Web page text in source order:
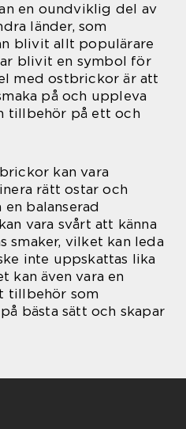
en oundviklig del av
länder, som
blivit allt populärare
blivit en symbol för
med ostbrickor är att
på och uppleva
tillbehör på ett och
kan vara
rätt ostar och
balanserad
vara svårt att känna
smaker, vilket kan leda
inte uppskattas lika
kan även vara en
tillbehör som
bästa sätt och skapar